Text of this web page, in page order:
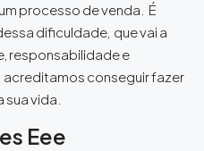
processo de venda. É
dificuldade, que vai a
responsabilidade e
conseguir fazer
vida.
Eee